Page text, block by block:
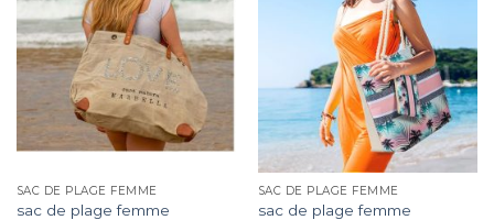
SAC DE PLAGE FEMME
sac de plage femme
SAC DE PLAGE FEMME
sac de plage femme